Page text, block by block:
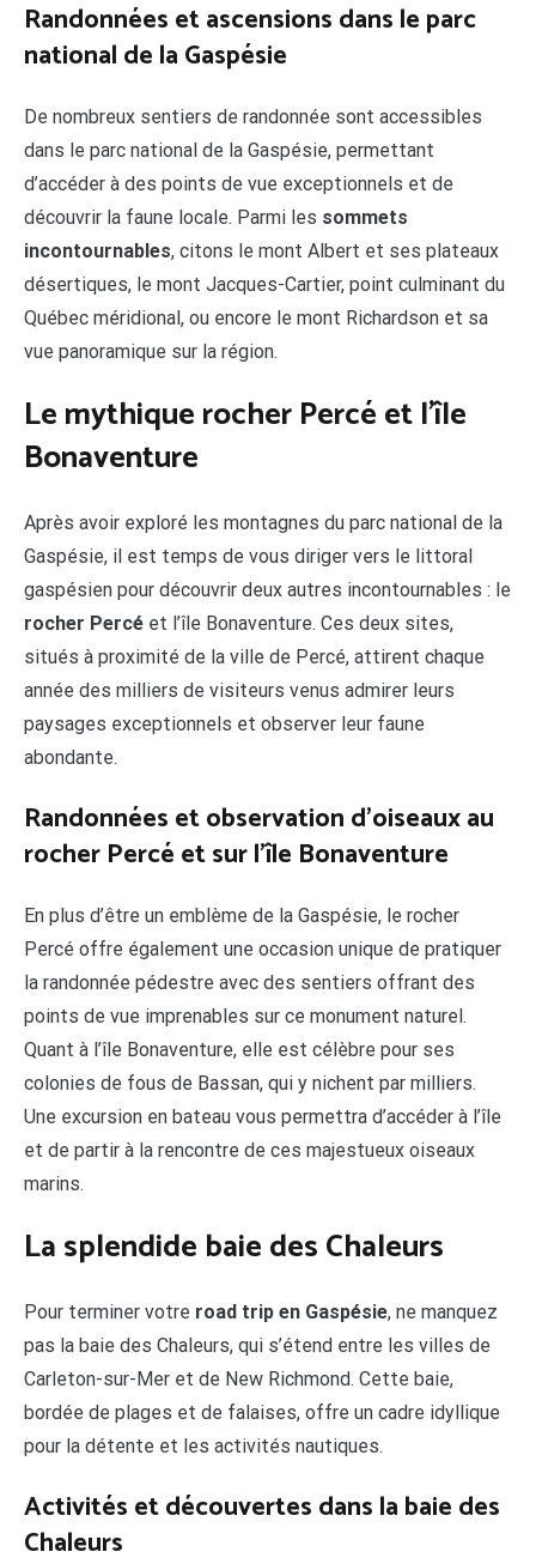
Randonnées et ascensions dans le parc
national de la Gaspésie
De nombreux sentiers de randonnée sont accessibles
dans le parc national de la Gaspésie, permettant
d’accéder à des points de vue exceptionnels et de
découvrir la faune locale. Parmi les sommets
incontournables, citons le mont Albert et ses plateaux
désertiques, le mont Jacques-Cartier, point culminant du
Québec méridional, ou encore le mont Richardson et sa
vue panoramique sur la région.
Le mythique rocher Percé et l’île
Bonaventure
Après avoir exploré les montagnes du parc national de la
Gaspésie, il est temps de vous diriger vers le littoral
gaspésien pour découvrir deux autres incontournables : le
rocher Percé et l’île Bonaventure. Ces deux sites,
situés à proximité de la ville de Percé, attirent chaque
année des milliers de visiteurs venus admirer leurs
paysages exceptionnels et observer leur faune
abondante.
Randonnées et observation d’oiseaux au
rocher Percé et sur l’île Bonaventure
En plus d’être un emblème de la Gaspésie, le rocher
Percé offre également une occasion unique de pratiquer
la randonnée pédestre avec des sentiers offrant des
points de vue imprenables sur ce monument naturel.
Quant à l’île Bonaventure, elle est célèbre pour ses
colonies de fous de Bassan, qui y nichent par milliers.
Une excursion en bateau vous permettra d’accéder à l’île
et de partir à la rencontre de ces majestueux oiseaux
marins.
La splendide baie des Chaleurs
Pour terminer votre road trip en Gaspésie, ne manquez
pas la baie des Chaleurs, qui s’étend entre les villes de
Carleton-sur-Mer et de New Richmond. Cette baie,
bordée de plages et de falaises, offre un cadre idyllique
pour la détente et les activités nautiques.
Activités et découvertes dans la baie des
Chaleurs